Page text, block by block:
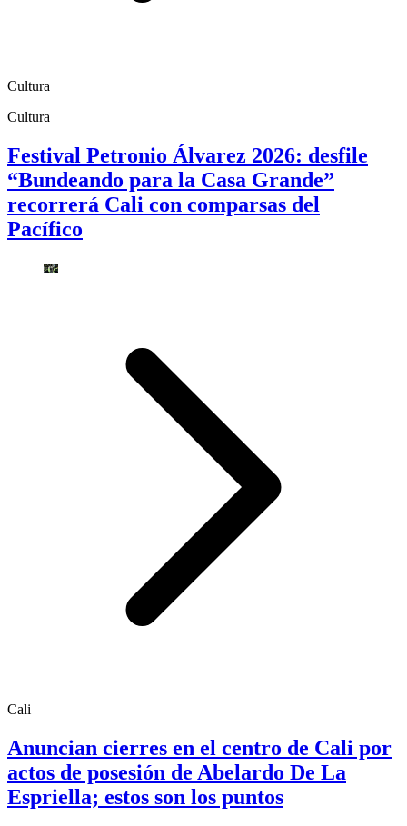
Cultura
Cultura
Festival Petronio Álvarez 2026: desfile
“Bundeando para la Casa Grande”
recorrerá Cali con comparsas del
Pacífico
Cali
Anuncian cierres en el centro de Cali por
actos de posesión de Abelardo De La
Espriella; estos son los puntos